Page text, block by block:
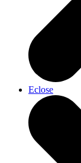
Eclose